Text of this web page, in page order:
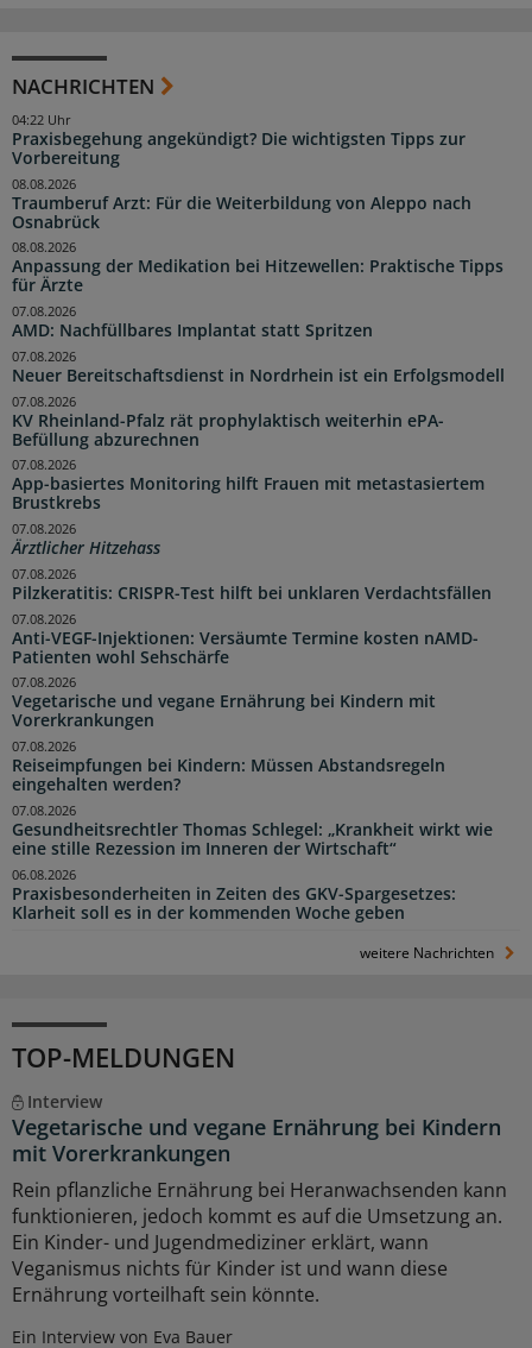
NACHRICHTEN
Praxisbegehung angekündigt? Die wichtigsten Tipps zur
Vorbereitung
04:22 Uhr
Traumberuf Arzt: Für die Weiterbildung von Aleppo nach
Osnabrück
08.08.2026
Anpassung der Medikation bei Hitzewellen: Praktische Tipps
für Ärzte
08.08.2026
AMD: Nachfüllbares Implantat statt Spritzen
07.08.2026
Neuer Bereitschaftsdienst in Nordrhein ist ein Erfolgsmodell
07.08.2026
KV Rheinland-Pfalz rät prophylaktisch weiterhin ePA-
Befüllung abzurechnen
07.08.2026
App-basiertes Monitoring hilft Frauen mit metastasiertem
Brustkrebs
07.08.2026
Ärztlicher Hitzehass
07.08.2026
Pilzkeratitis: CRISPR-Test hilft bei unklaren Verdachtsfällen
07.08.2026
Anti-VEGF-Injektionen: Versäumte Termine kosten nAMD-
Patienten wohl Sehschärfe
07.08.2026
Vegetarische und vegane Ernährung bei Kindern mit
Vorerkrankungen
07.08.2026
Reiseimpfungen bei Kindern: Müssen Abstandsregeln
eingehalten werden?
07.08.2026
Gesundheitsrechtler Thomas Schlegel: „Krankheit wirkt wie
eine stille Rezession im Inneren der Wirtschaft“
07.08.2026
Praxisbesonderheiten in Zeiten des GKV-Spargesetzes:
Klarheit soll es in der kommenden Woche geben
06.08.2026
weitere Nachrichten
TOP-MELDUNGEN
Interview
Vegetarische und vegane Ernährung bei Kindern
mit Vorerkrankungen
Rein pflanzliche Ernährung bei Heranwachsenden kann
funktionieren, jedoch kommt es auf die Umsetzung an.
Ein Kinder- und Jugendmediziner erklärt, wann
Veganismus nichts für Kinder ist und wann diese
Ernährung vorteilhaft sein könnte.
Ein Interview von Eva Bauer